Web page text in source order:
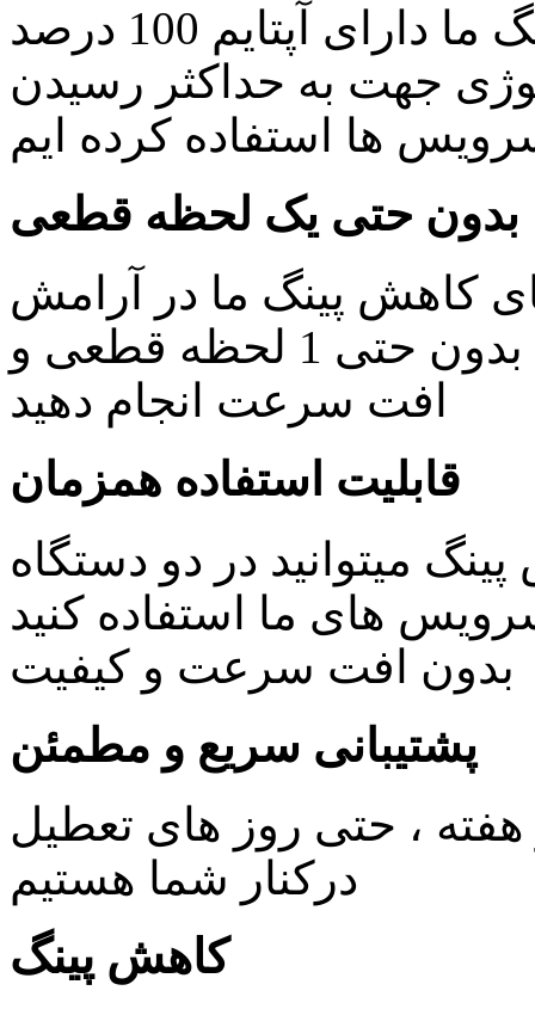
کلیه سرویس های کاهش پینگ ما دارای آپتایم 100 درصد
جهت به حداکثر رسیدن
ها استفاده کرده ایم
بدون حتی یک لحظه قطعی
کاهش پینگ ما در آرامش
خاطر کار های روزمره خود را بدون حتی 1 لحظه قطعی و
افت سرعت انجام دهید
قابلیت استفاده همزمان
میتوانید در دو دستگاه
های ما استفاده کنید
بدون افت سرعت و کیفیت
پشتیبانی سریع و مطمئن
24 ساعته در 7 روز هفته ، حتی روز های تعطیل
درکنار شما هستیم
کاهش پینگ